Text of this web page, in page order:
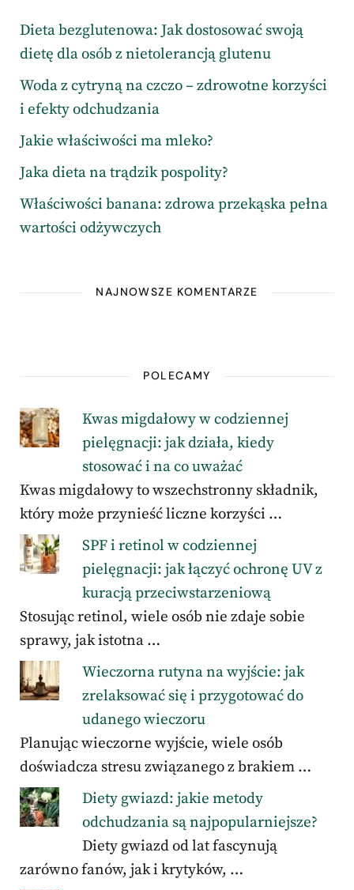
Dieta bezglutenowa: Jak dostosować swoją
dietę dla osób z nietolerancją glutenu
Woda z cytryną na czczo – zdrowotne korzyści
i efekty odchudzania
Jakie właściwości ma mleko?
Jaka dieta na trądzik pospolity?
Właściwości banana: zdrowa przekąska pełna
wartości odżywczych
NAJNOWSZE KOMENTARZE
POLECAMY
Kwas migdałowy w codziennej
pielęgnacji: jak działa, kiedy
stosować i na co uważać
Kwas migdałowy to wszechstronny składnik,
który może przynieść liczne korzyści …
SPF i retinol w codziennej
pielęgnacji: jak łączyć ochronę UV z
kuracją przeciwstarzeniową
Stosując retinol, wiele osób nie zdaje sobie
sprawy, jak istotna …
Wieczorna rutyna na wyjście: jak
zrelaksować się i przygotować do
udanego wieczoru
Planując wieczorne wyjście, wiele osób
doświadcza stresu związanego z brakiem …
Diety gwiazd: jakie metody
odchudzania są najpopularniejsze?
Diety gwiazd od lat fascynują
zarówno fanów, jak i krytyków, …